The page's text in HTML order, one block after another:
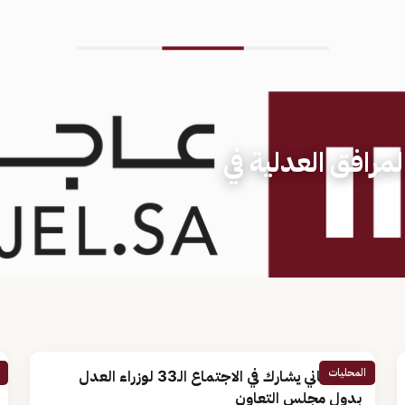
العدلية في
المحليات
الصمعاني يشارك في الاجتماع الـ33 لوزراء العدل
بدول مجلس التعاون